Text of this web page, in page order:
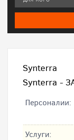
Synterra
Synterra -
Персоналии:
Услуги: